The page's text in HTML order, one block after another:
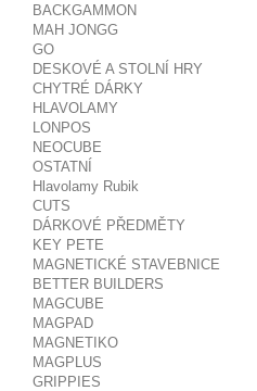
BACKGAMMON
MAH JONGG
GO
DESKOVÉ A STOLNÍ HRY
CHYTRÉ DÁRKY
HLAVOLAMY
LONPOS
NEOCUBE
OSTATNÍ
Hlavolamy Rubik
CUTS
DÁRKOVÉ PŘEDMĚTY
KEY PETE
MAGNETICKÉ STAVEBNICE
BETTER BUILDERS
MAGCUBE
MAGPAD
MAGNETIKO
MAGPLUS
GRIPPIES